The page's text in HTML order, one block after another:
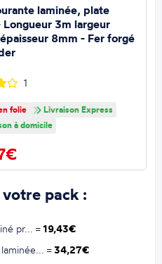
laminée, plate
Longueur 3m largeur
8mm - Fer forgé
1
folie
Livraison Express
à domicile
votre pack :
pr... =19,43€
= 34,27€